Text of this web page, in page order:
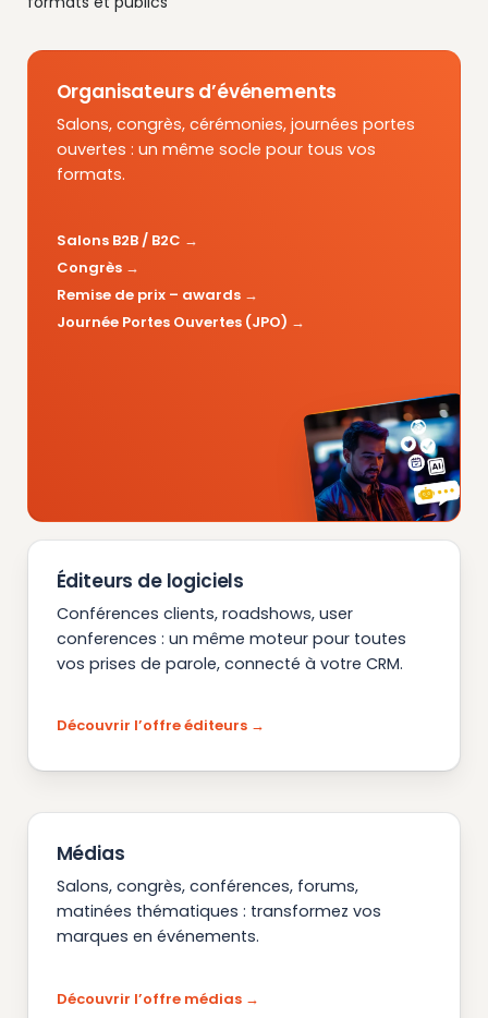
Organisateurs d’événements
Salons, congrès, cérémonies, journées portes
ouvertes : un même socle pour tous vos
formats.
Salons B2B / B2C
Congrès
Remise de prix – awards
Journée Portes Ouvertes (JPO)
Éditeurs de logiciels
Conférences clients, roadshows, user
conferences : un même moteur pour toutes
vos prises de parole, connecté à votre CRM.
Découvrir l’offre éditeurs
Médias
Salons, congrès, conférences, forums,
matinées thématiques : transformez vos
marques en événements.
Découvrir l’offre médias